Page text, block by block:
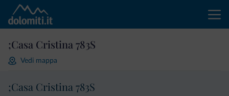
;Casa Cristina 783S
Vedi mappa
;Casa Cristina 783S